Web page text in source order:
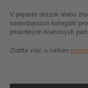
V prípade otázok alebo
nasledujúcich kategórií
príslušných licenčných
Zistite viac o našom